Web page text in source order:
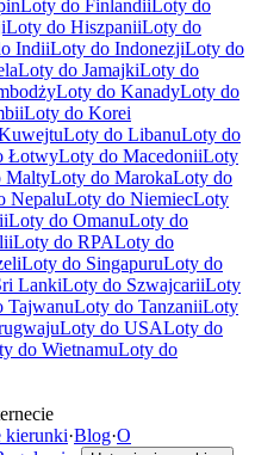
Loty do FinlandiiLoty do
Loty do HiszpaniiLoty do
IndiiLoty do IndonezjiLoty do
Loty do JamajkiLoty do
Loty do KanadyLoty do
Loty do Korei
Loty do LibanuLoty do
ŁotwyLoty do MacedoniiLoty
MaltyLoty do MarokaLoty do
NepaluLoty do NiemiecLoty
Loty do OmanuLoty do
Loty do RPALoty do
Loty do SingapuruLoty do
LankiLoty do SzwajcariiLoty
TajwanuLoty do TanzaniiLoty
Loty do USALoty do
do WietnamuLoty do
kierunki·Blog·O